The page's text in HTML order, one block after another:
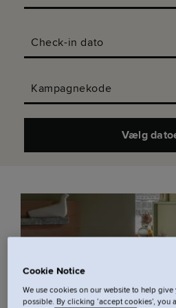
Check-in dato
Kampagnekode
Vælg
Cookie Notice
We use cookies on our website to help
possible. By clicking ‘accept cookies’, you